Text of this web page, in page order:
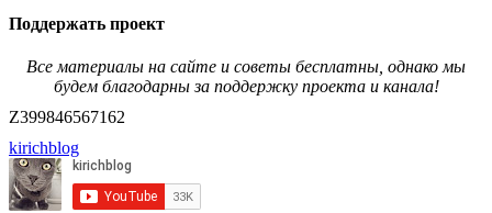
Поддержать проект
Все материалы на сайте и советы бесплатны, однако мы
будем благодарны за поддержку проекта и канала!
Z399846567162
kirichblog